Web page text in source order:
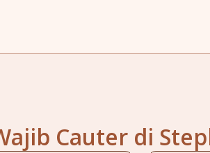
Cauter di